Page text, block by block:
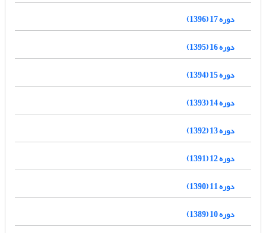
دوره 17 (1396)
دوره 16 (1395)
دوره 15 (1394)
دوره 14 (1393)
دوره 13 (1392)
دوره 12 (1391)
دوره 11 (1390)
دوره 10 (1389)